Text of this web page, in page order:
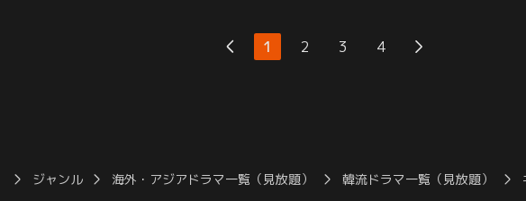
医師ジュンヨプが逮捕されたことに腹を立
て、夫を通してペ署長にクレーム。取調室
でペ署長と対面したジュンヨプは過去…。
1 2 3 4
ジャンル 海外・アジアドラマ一覧（見放題） 韓流ドラマ一覧（見放題）